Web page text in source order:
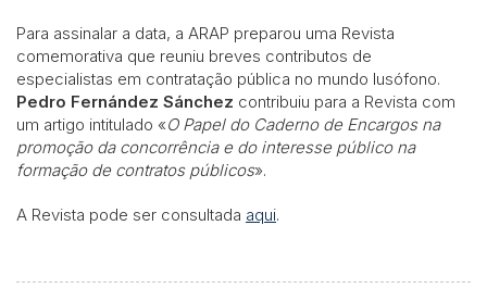
Para assinalar a data, a ARAP preparou uma Revista
comemorativa que reuniu breves contributos de
especialistas em contratação pública no mundo lusófono.
Pedro Fernández Sánchez contribuiu para a Revista com
um artigo intitulado «O Papel do Caderno de Encargos na
promoção da concorrência e do interesse público na
formação de contratos públicos».
A Revista pode ser consultada aqui.